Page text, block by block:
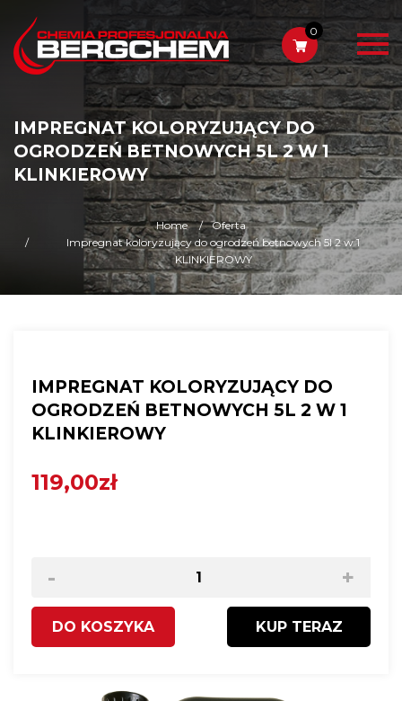
0
IMPREGNAT KOLORYZUJĄCY DO
OGRODZEŃ BETNOWYCH 5L 2 W 1
KLINKIEROWY
Home
Oferta
Impregnat koloryzujący do ogrodzeń betnowych 5l 2 w 1
KLINKIEROWY
IMPREGNAT KOLORYZUJĄCY DO
OGRODZEŃ BETNOWYCH 5L 2 W 1
KLINKIEROWY
119,00zł
- +
DO KOSZYKA KUP TERAZ